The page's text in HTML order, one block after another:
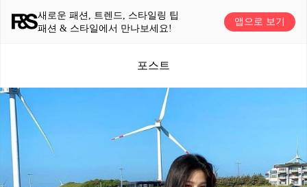
새로운 패션, 트렌드, 스타일링 팁
패션 & 스타일에서 만나보세요!
앱으로 보기
포스트